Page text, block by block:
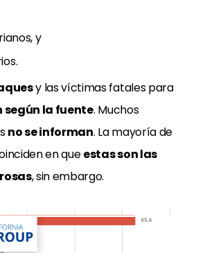
y
y las víctimas fatales para
la fuente. Muchos
no se informan. La mayoría de
en queestas son las
, sin embargo.